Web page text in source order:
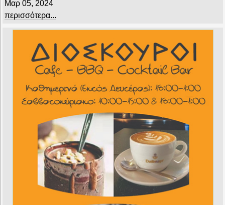
Μαρ 05, 2024
περισσότερα...